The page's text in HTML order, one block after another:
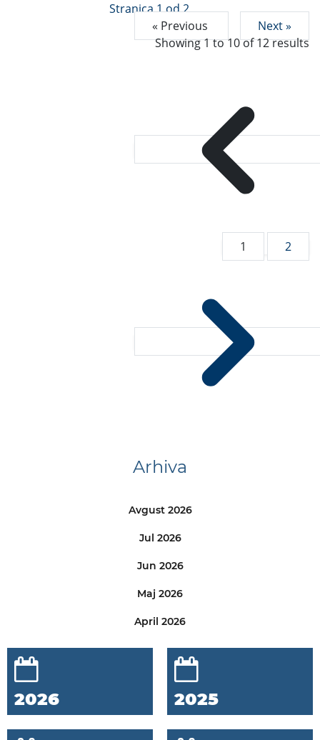
Stranica 1 od 2
« Previous
Next »
Showing1to10of12results
1 2
Arhiva
Avgust 2026
Jul 2026
Jun 2026
Maj 2026
April 2026
2026 2025